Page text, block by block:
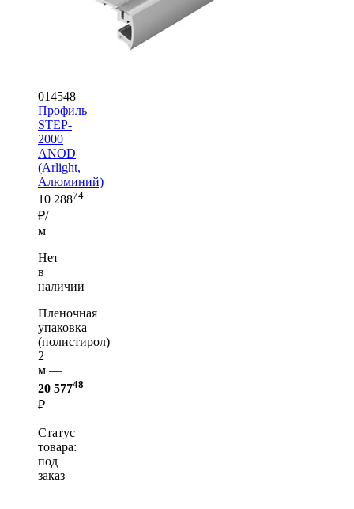
014548
Профиль
STEP-
2000
ANOD
(Arlight,
Алюминий)
10 28874
₽/
м
Нет
в
наличии
Пленочная
упаковка
(полистирол)
2
м —
20 57748
₽
Статус
товара:
под
заказ